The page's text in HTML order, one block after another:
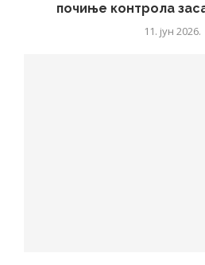
почиње контрола
11. јун 2026.